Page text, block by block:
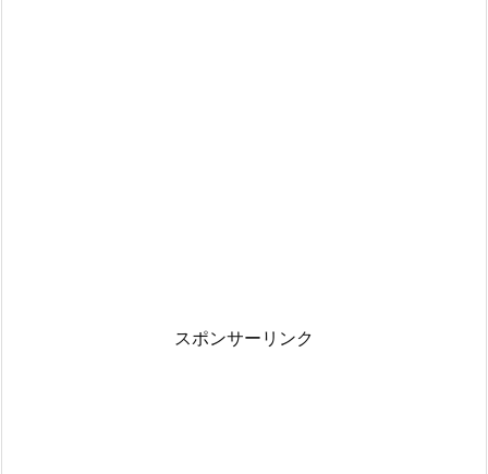
スポンサーリンク